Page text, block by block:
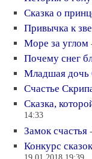
Cказка о
Привычка к
Море за углом
Почему снег
Младшая дочь
Счастье
Сказка,
14:33
Замок счастья
Конкурс